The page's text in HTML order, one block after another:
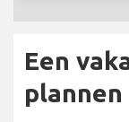
Een